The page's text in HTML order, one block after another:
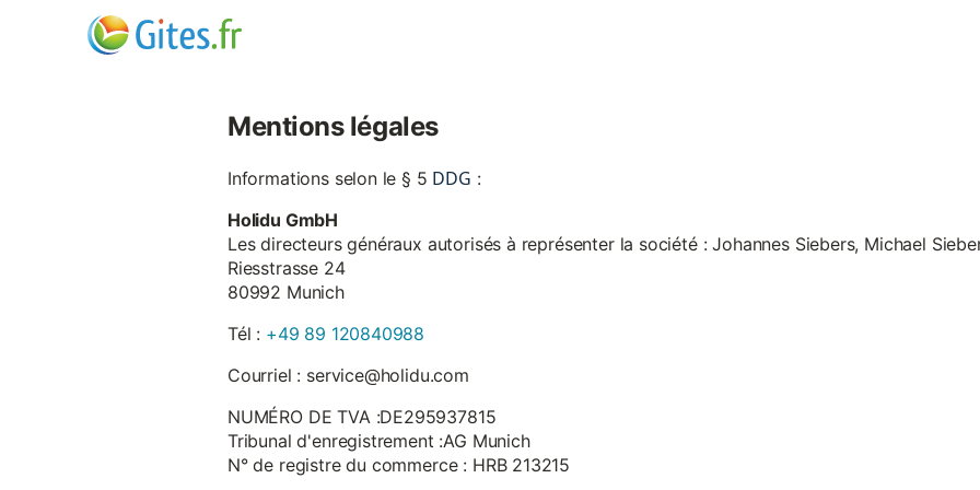
Mentions légales
Informations selon le § 5 DDG :
Holidu GmbH
Les directeurs généraux autorisés à représenter la société : Johannes Siebers, Michael
Riesstrasse 24
80992 Munich
Tél : +49 89 120840988
Courriel : service@holidu.com
NUMÉRO DE TVA :DE295937815
Tribunal d'enregistrement :AG Munich
N° de registre du commerce : HRB 213215